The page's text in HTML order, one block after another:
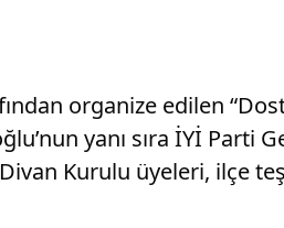
organize edilen
yanı sıra İYİ Parti
Divan Kurulu üyeleri, ilçe